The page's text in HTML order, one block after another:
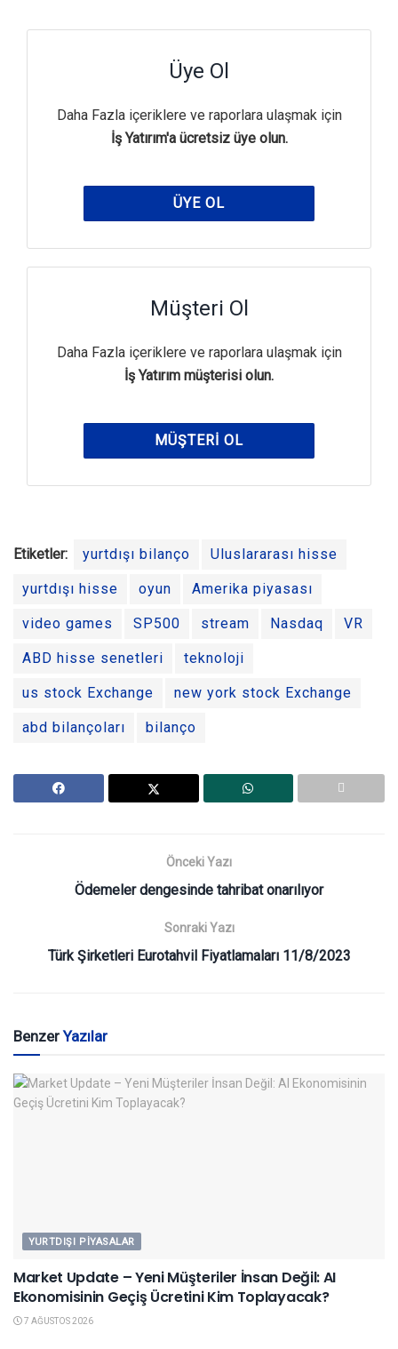
Üye Ol
Daha Fazla içeriklere ve raporlara ulaşmak için
İş Yatırım'a ücretsiz üye olun.
ÜYE OL
Müşteri Ol
Daha Fazla içeriklere ve raporlara ulaşmak için
İş Yatırım müşterisi olun.
MÜŞTERI OL
Etiketler: yurtdışı bilanço Uluslararası hisse
yurtdışı hisse oyun Amerika piyasası
video games SP500 stream Nasdaq VR
ABD hisse senetleri teknoloji
us stock Exchange new york stock Exchange
abd bilançoları bilanço
Önceki Yazı
Ödemeler dengesinde tahribat onarılıyor
Sonraki Yazı
Türk Şirketleri Eurotahvil Fiyatlamaları 11/8/2023
BenzerYazılar
YURTDIŞI PIYASALAR
Market Update – Yeni Müşteriler İnsan Değil: AI
Ekonomisinin Geçiş Ücretini Kim Toplayacak?
7 AĞUSTOS 2026